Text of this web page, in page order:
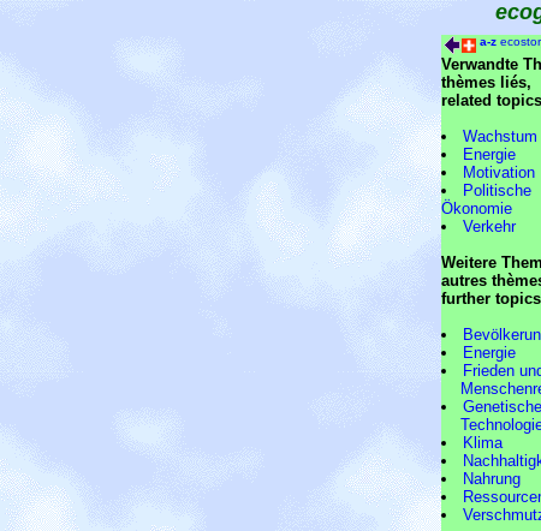
a-z
Verwandte
thèmes liés,
related
Wachstum
Energie
Motivation
Politische
Ökonomie
Verkehr
Weitere
autres
further
Energie
Frieden
Genetische
Klima
Nahrung